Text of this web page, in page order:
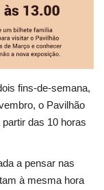
fins-de-semana,
o Pavilhão
das 10 horas
a pensar nas
à mesma hora